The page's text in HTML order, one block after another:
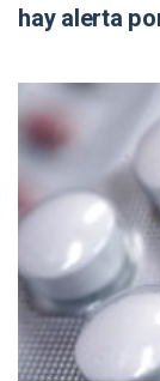
hay alerta